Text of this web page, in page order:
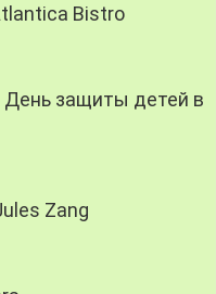
Bistro
День защиты детей в
Zang